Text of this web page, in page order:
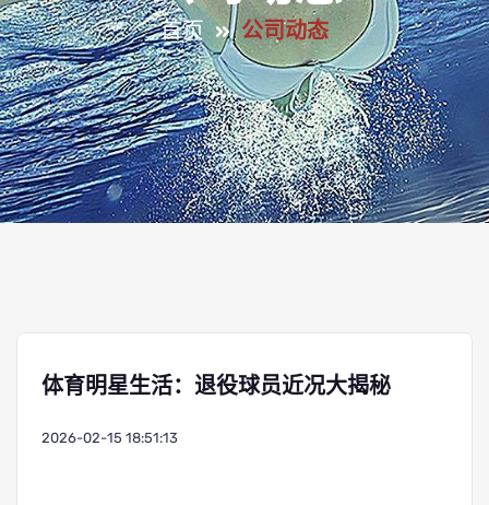
首页 公司动态
体育明星生活：退役球员近况大揭秘
2026-02-15 18:51:13